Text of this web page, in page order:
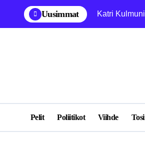
content
Uusimmat Katri
Pelit Poliitikot Viihde